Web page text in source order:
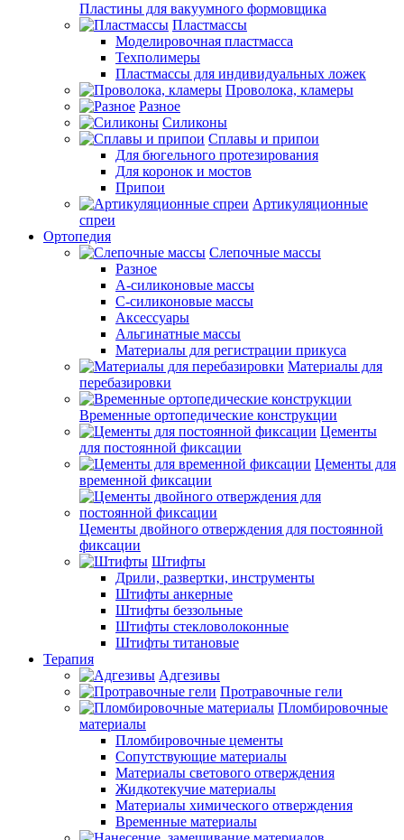
Пластины для вакуумного формовщика
Пластмассы
Моделировочная пластмасса
Техполимеры
Пластмассы для индивидуальных ложек
Проволока, кламеры
Разное
Силиконы
Сплавы и припои
Для бюгельного протезирования
Для коронок и мостов
Припои
Артикуляционные
спреи
Ортопедия
Слепочные массы
Разное
А-силиконовые массы
С-силиконовые массы
Аксессуары
Альгинатные массы
Материалы для регистрации прикуса
Материалы для
перебазировки
Временные ортопедические конструкции
Цементы
для постоянной фиксации
Цементы для
временной фиксации
Цементы двойного отверждения для постоянной
фиксации
Штифты
Дрили, развертки, инструменты
Штифты анкерные
Штифты беззольные
Штифты стекловолоконные
Штифты титановые
Терапия
Адгезивы
Протравочные гели
Пломбировочные
материалы
Пломбировочные цементы
Сопутствующие материалы
Материалы светового отверждения
Жидкотекучие материалы
Материалы химического отверждения
Временные материалы